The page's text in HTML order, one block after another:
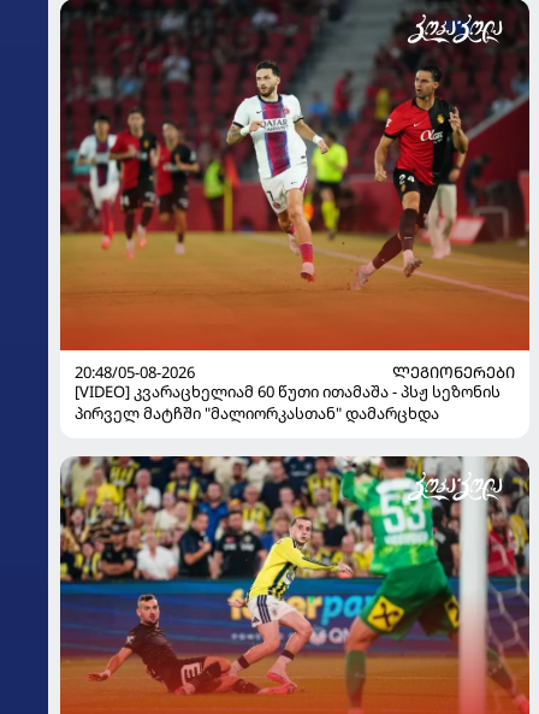
20:48/05-08-2026
ᲚᲔᲒᲘᲝᲜᲔᲠᲔᲑᲘ
[VIDEO] კვარაცხელიამ 60 წუთი ითამაშა - პსჟ სეზონის
პირველ მატჩში "მალიორკასთან" დამარცხდა